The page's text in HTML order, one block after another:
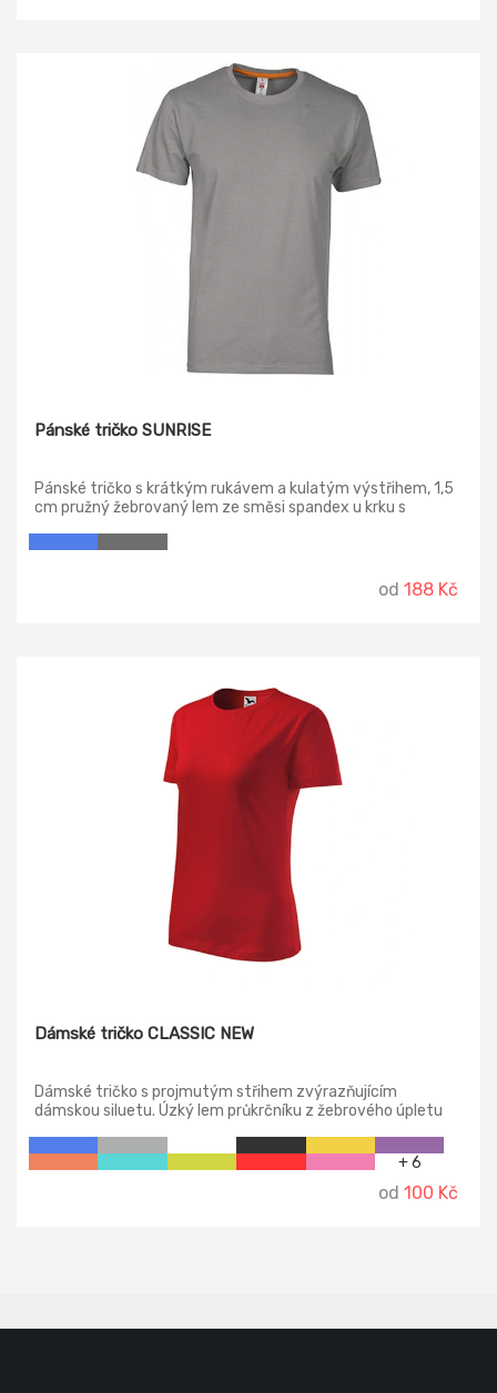
Pánské tričko SUNRISE
Pánské tričko s krátkým rukávem a kulatým výstřihem, 1,5
cm pružný žebrovaný lem ze směsi spandex u krku s
od 188 Kč
Dámské tričko CLASSIC NEW
Dámské tričko s projmutým střihem zvýrazňujícím
dámskou siluetu. Úzký lem průkrčníku z žebrového úpletu
+ 6
od 100 Kč